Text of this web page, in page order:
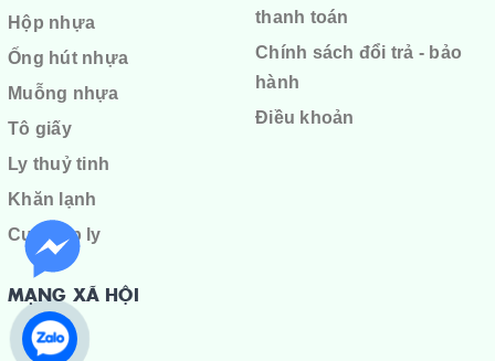
Hộp nhựa
Ống hút nhựa
Muỗng nhựa
Tô giấy
Ly thuỷ tinh
Khăn lạnh
Cuộn ép ly
thanh toán
Chính sách đổi trả - bảo
hành
Điều khoản
MẠNG XÃ HỘI